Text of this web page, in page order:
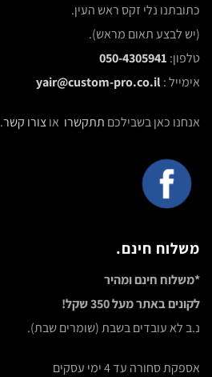
כתובתנו נלי זקס ראש העין.
(יש לבצע תאום מראש).
טלפון: 050-4305941
אימייל :yair@custom-pro.co.il
אנחנו כאן בשבילכם תתקשרו אוצורו קשר.
משלוח חינם.
*משלוח חינם ומהיר
לקונים באתר מעל 350 שקל!
נ.ב לא עובדים בשבת (שומרים שבת).
אספקת סחורה עד 4 ימי עסקים